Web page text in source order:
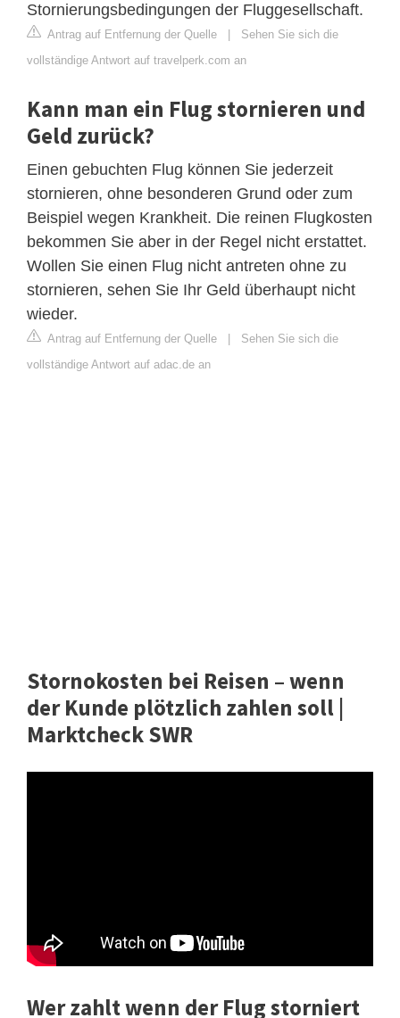
Stornierungsbedingungen der Fluggesellschaft.
Antrag auf Entfernung der Quelle
Sehen Sie sich die
vollständige Antwort auf travelperk.com an
Kann man ein Flug stornieren und
Geld zurück?
Einen gebuchten Flug können Sie jederzeit
stornieren, ohne besonderen Grund oder zum
Beispiel wegen Krankheit. Die reinen Flugkosten
bekommen Sie aber in der Regel nicht erstattet.
Wollen Sie einen Flug nicht antreten ohne zu
stornieren, sehen Sie Ihr Geld überhaupt nicht
wieder.
Antrag auf Entfernung der Quelle
Sehen Sie sich die
vollständige Antwort auf adac.de an
Stornokosten bei Reisen – wenn
der Kunde plötzlich zahlen soll |
Marktcheck SWR
Wer zahlt wenn der Flug storniert